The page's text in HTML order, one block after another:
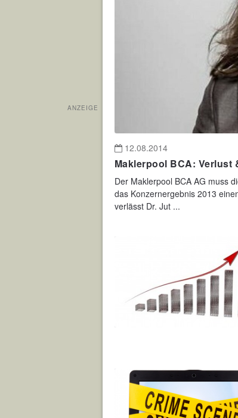
12.08.2014
Maklerpool BCA:
Der Maklerpool BCA AG muss
das Konzernergebnis 2013
verlässt Dr. Jut ...
ANZEIGE